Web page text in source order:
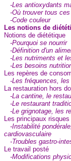
-Les antioxydants
-Où trouver tous
-Code couleur
Les notions de
Notions de diététique
-Pourquoi se nourrir
-Définition d'un
-Les nutriments et
-Les besoins
Les repères de
-Les fréquences, les
La restauration hors
-La cantine, le
-Le restaurant
-Le grignotage, les
Les principaux
-Instabilité
cardiovasculaire
-Troubles gastro-
Le travail posté
-Modifications